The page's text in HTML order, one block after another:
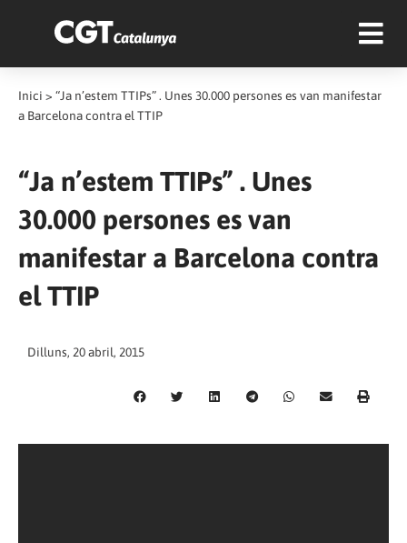
Inici > “Ja n’estem TTIPs” . Unes 30.000 persones es van manifestar
a Barcelona contra el TTIP
“Ja n’estem TTIPs” . Unes
30.000 persones es van
manifestar a Barcelona contra
el TTIP
Dilluns, 20 abril, 2015